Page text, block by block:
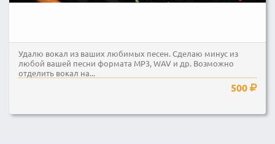
Удалю вокал из ваших любимых песен. Сделаю минус из
любой вашей песни формата MP3, WAV и др. Возможно
отделить вокал на...
500